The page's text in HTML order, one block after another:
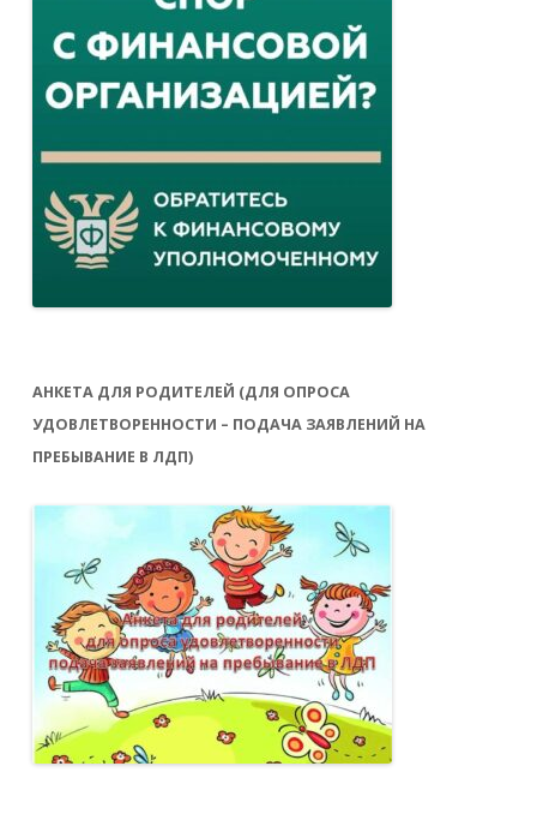
АНКЕТА ДЛЯ РОДИТЕЛЕЙ (ДЛЯ ОПРОСА
УДОВЛЕТВОРЕННОСТИ – ПОДАЧА ЗАЯВЛЕНИЙ НА
ПРЕБЫВАНИЕ В ЛДП)